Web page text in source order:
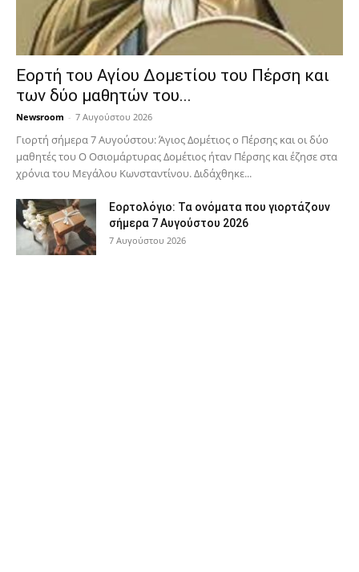
Εορτή του Αγίου Δομετίου του Πέρση και
των δύο μαθητών του...
Newsroom - 7 Αυγούστου 2026
Γιορτή σήμερα 7 Αυγούστου: Άγιος Δομέτιος ο Πέρσης και οι δύο
μαθητές του Ο Oσιομάρτυρας Δομέτιος ήταν Πέρσης και έζησε στα
χρόνια του Μεγάλου Κωνσταντίνου. Διδάχθηκε...
Εορτολόγιο: Τα ονόματα που γιορτάζουν
σήμερα 7 Αυγούστου 2026
7 Αυγούστου 2026